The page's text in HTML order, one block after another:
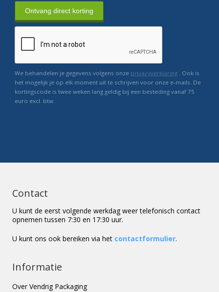
Ontvang direct korting
We behandelen je gegevens volgens onze privacyverklaring . Ook is
het mogelijk je op elk moment uit te schrijven voor onze e-mails. De
kortingscode is twee weken lang geldig bij een besteding vanaf 75
euro excl. btw.
Contact
U kunt de eerst volgende werkdag weer telefonisch contact
opnemen tussen 7:30 en 17:30 uur.
U kunt ons ook bereiken via het contactformulier.
Informatie
Over Vendrig Packaging